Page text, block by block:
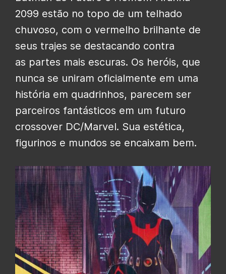
2099 estão no topo de um telhado
chuvoso, com o vermelho brilhante de
seus trajes se destacando contra
as partes mais escuras. Os heróis, que
nunca se uniram oficialmente em uma
história em quadrinhos, parecem ser
parceiros fantásticos em um futuro
crossover DC/Marvel. Sua estética,
figurinos e mundos se encaixam bem.